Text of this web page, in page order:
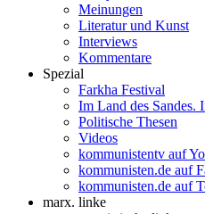
Meinungen
Literatur und Kunst
Interviews
Kommentare
Spezial
Farkha Festival
Im Land des Sandes.
Politische Thesen
Videos
kommunistentv auf
kommunisten.de auf
kommunisten.de auf
marx. linke